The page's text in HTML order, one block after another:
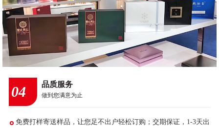
04 品质服务
做到您满意为止
免费打样寄送样品，让您足不出户轻松订购；交期保证，1-3天出